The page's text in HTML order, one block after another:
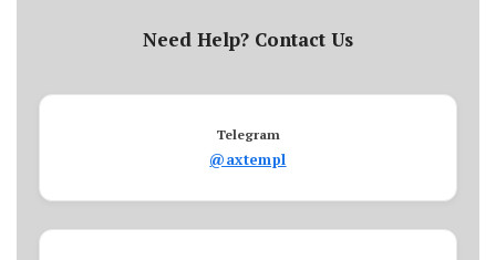
Need Help? Contact Us
Telegram
@axtempl